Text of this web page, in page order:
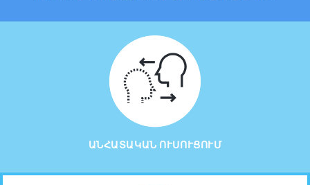
ԱՆՀԱՏԱԿԱՆ ՈՒՍՈՒՑՈՒՄ